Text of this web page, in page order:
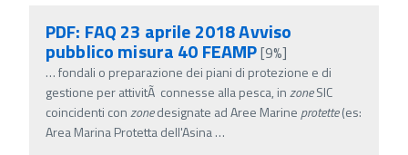
PDF: FAQ 23 aprile 2018 Avviso
pubblico misura 40 FEAMP[9%]
…fondali o preparazione dei piani di protezione e di
gestione per attivitÃ connesse alla pesca, inzoneSIC
coincidenti conzonedesignate ad Aree Marine protette(es:
Area Marina Protetta dell'Asina…